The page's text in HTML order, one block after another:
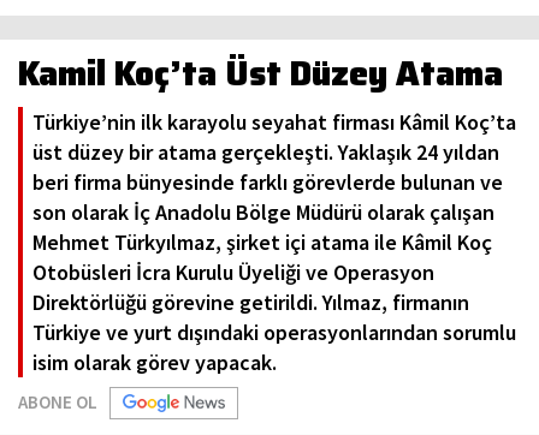
Kamil Koç’ta Üst Düzey Atama
Türkiye’nin ilk karayolu seyahat firması Kâmil Koç’ta
üst düzey bir atama gerçekleşti. Yaklaşık 24 yıldan
beri firma bünyesinde farklı görevlerde bulunan ve
son olarak İç Anadolu Bölge Müdürü olarak çalışan
Mehmet Türkyılmaz, şirket içi atama ile Kâmil Koç
Otobüsleri İcra Kurulu Üyeliği ve Operasyon
Direktörlüğü görevine getirildi. Yılmaz, firmanın
Türkiye ve yurt dışındaki operasyonlarından sorumlu
isim olarak görev yapacak.
ABONE OL